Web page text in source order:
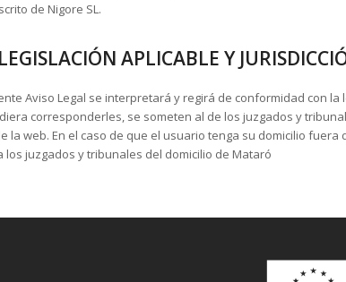
de Nigore SL.
APLICABLE Y
Aviso Legal se interpretará y regirá de conformidad con
corresponderles, se someten al de los juzgados y
la web. En el caso de que el usuario tenga su domicilio
los juzgados y tribunales del domicilio de Mataró